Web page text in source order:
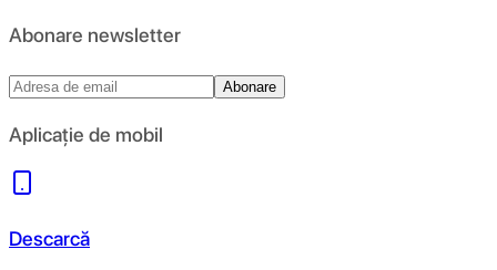
Abonare newsletter
Abonare
Aplicație de mobil
Descarcă